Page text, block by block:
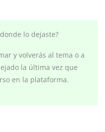
lo dejaste?
y volverás al tema o a
la última vez que
en la plataforma.